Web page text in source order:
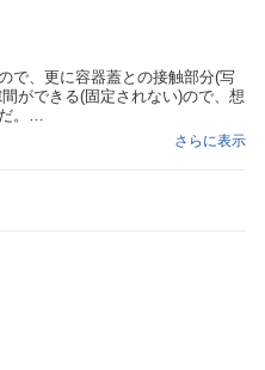
で、更に容器蓋との接触部分(写
ができる(固定されない)ので、想
。
はそれ程神経質ではなかったの
の真空度の限界なのかも知れない
さらに表示